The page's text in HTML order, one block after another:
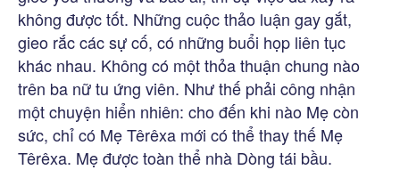
không được tốt. Những cuộc thảo luận gay gắt,
gieo rắc các sự cố, có những buổi họp liên tục
khác nhau. Không có một thỏa thuận chung nào
trên ba nữ tu ứng viên. Như thế phải công nhận
một chuyện hiển nhiên: cho đến khi nào Mẹ còn
sức, chỉ có Mẹ Têrêxa mới có thể thay thế Mẹ
Têrêxa. Mẹ được toàn thể nhà Dòng tái bầu.